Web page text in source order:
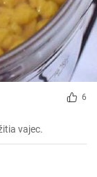
6
vajec.